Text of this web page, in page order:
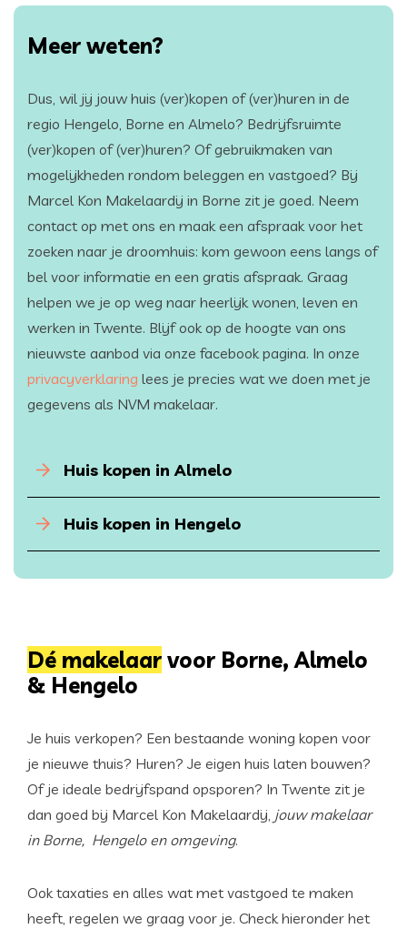
Meer weten?
Dus, wil jij jouw huis (ver)kopen of (ver)huren in de
regio Hengelo, Borne en Almelo? Bedrijfsruimte
(ver)kopen of (ver)huren? Of gebruikmaken van
mogelijkheden rondom beleggen en vastgoed? Bij
Marcel Kon Makelaardij in Borne zit je goed. Neem
contact op met ons en maak een afspraak voor het
zoeken naar je droomhuis: kom gewoon eens langs of
bel voor informatie en een gratis afspraak. Graag
helpen we je op weg naar heerlijk wonen, leven en
werken in Twente. Blijf ook op de hoogte van ons
nieuwste aanbod via onze facebook pagina. In onze
privacyverklaring lees je precies wat we doen met je
gegevens als NVM makelaar.
Huis kopen in Almelo
Huis kopen in Hengelo
Dé makelaar voor Borne, Almelo
& Hengelo
Je huis verkopen? Een bestaande woning kopen voor
je nieuwe thuis? Huren? Je eigen huis laten bouwen?
Of je ideale bedrijfspand opsporen? In Twente zit je
dan goed bij Marcel Kon Makelaardij, jouw makelaar
in Borne, Hengelo en omgeving.
Ook taxaties en alles wat met vastgoed te maken
heeft, regelen we graag voor je. Check hieronder het